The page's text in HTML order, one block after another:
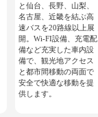
と仙台、長野、山梨、
名古屋、近畿を結ぶ高
速バスを20路線以上展
開。Wi-FI設備、充電配
備など充実した車内設
備で、観光地アクセス
と都市間移動の両面で
安全で快適な移動を提
供します。